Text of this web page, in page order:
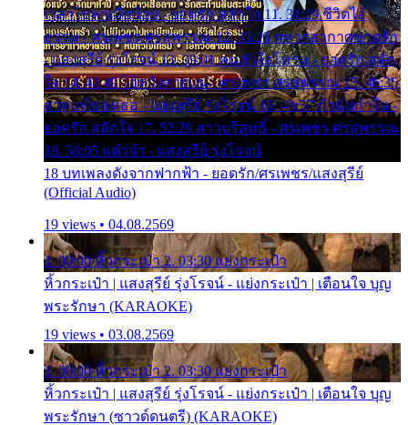
เวลาไปหาเมียน้อย - ยอดรัก สลักใจ 11. 31:29 ชีวิตไอ้
ธรรม - ศรเพชร ศรสุพรรณ 12. 35:26 ทหารอากาศขาดรัก
- แสงสุรีย์ รุ่งโรจน์ 13. 39:01 คนหัวใจโทรม - ยอดรัก สลัก
ใจ 14. 42:49 ไอ้หวังตายแน่ - ศรเพชร ศรสุพรรณ 15. 46:35
ธาตุแท้ของเธอ - แสงสุรีย์ รุ่งโรจน์ 16. 49:57 กำนันกำใน -
ยอดรัก สลักใจ 17. 52:29 สาวบริสุทธิ์ - ศรเพชร ศรสุพรรณ
18. 56:05 แต๋วจ๋า - แสงสุรีย์ รุ่งโรจน์
18 บทเพลงดังจากฟากฟ้า - ยอดรัก/ศรเพชร/แสงสุรีย์
(Official Audio)
19 views • 04.08.2569
1. 00:00 หิ้วกระเป๋า 2. 03:30 แย่งกระเป๋า
หิ้วกระเป๋า | แสงสุรีย์ รุ่งโรจน์ - แย่งกระเป๋า | เตือนใจ บุญ
พระรักษา (KARAOKE)
19 views • 03.08.2569
1. 00:00 หิ้วกระเป๋า 2. 03:30 แย่งกระเป๋า
หิ้วกระเป๋า | แสงสุรีย์ รุ่งโรจน์ - แย่งกระเป๋า | เตือนใจ บุญ
พระรักษา (ซาวด์ดนตรี) (KARAOKE)